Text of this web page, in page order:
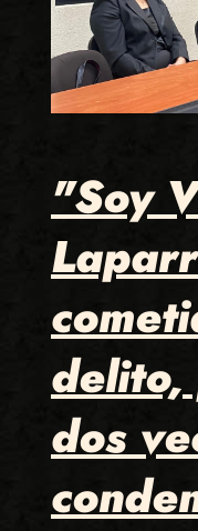
"Soy
delito,
dos